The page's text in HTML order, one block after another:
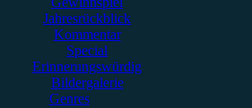
Jahresrückblick
Kommentar
Special
Erinnerungswürdig
Bildergalerie
Genres